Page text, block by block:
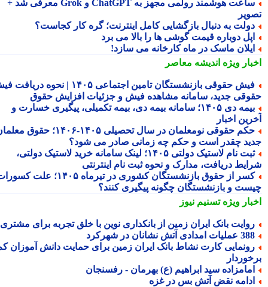
ساعت هوشمند رولمی مجهز به ChatGPT و Grok معرفی شد +
به دنبال بازگشایی کامل اینترنت؛ گره کار کجاست؟
دوباره قیمت گوشی ها را بالا می برد
ماسک در ماه کارخانه می سازد!
ویژهاندیشه معاصر
فیش حقوقی بازنشستگان تامین اجتماعی ۱۴۰۵ | نحوه دریافت فیش
جدید، سامانه مشاهده فیش و جزئیات افزایش حقوق
بیمه دی ۱۴۰۵؛ سامانه بیمه دی، بیمه تکمیلی، پیگیری خسارت و
اخبار
حکم حقوقی نومعلمان در سال تحصیلی ۱۴۰۵-۱۴۰۶؛ حقوق معلمان
چقدر است و حکم چه زمانی صادر می شود؟
ثبت نام لاستیک دولتی ۱۴۰۵؛ لینک سامانه خرید لاستیک دولتی،
دریافت، مدارک و نحوه ثبت نام اینترنتی
کسر از حقوق بازنشستگان کشوری در تیرماه ۱۴۰۵؛ علت کسورات
و بازنشستگان چگونه پیگیری کنند؟
ویژهتسنیم نیوز
بانک ایران زمین از بانکداری نوین با خلق تجربه برای مشتری
امدادی آتش نشانان در شهرکرد
کارت نشاط بانک ایران زمین برای حمایت دانش آموزان کم
سید ابراهیم (ع) بهرمان - رفسنجان
نقض آتش بس در غزه